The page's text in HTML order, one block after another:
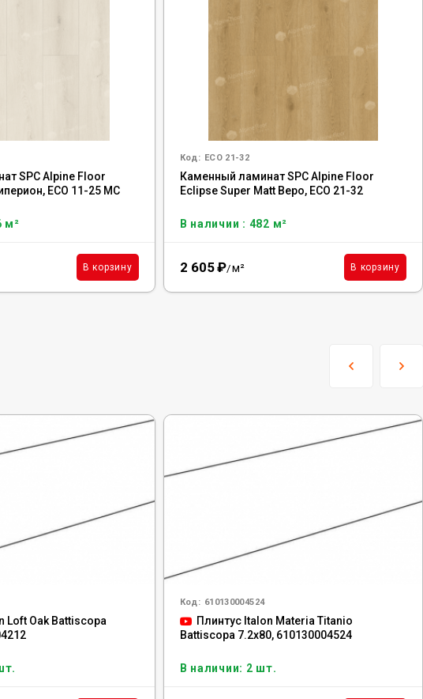
SPC Alpine Floor
ECO 11-25 MC
м²
В корзину
Код: ECO 21-32
Каменный ламинат SPC Alpine Floor
Eclipse Super Matt Веро, ЕСО 21-32
В наличии : 482 м²
2 605₽/м² В корзину
Loft Oak Battiscopa
Код: 610130004524
Плинтус Italon Materia Titanio
Battiscopa 7.2x80, 610130004524
В наличии: 2 шт.